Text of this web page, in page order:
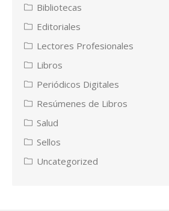
Bibliotecas
Editoriales
Lectores Profesionales
Libros
Periódicos Digitales
Resúmenes de Libros
Salud
Sellos
Uncategorized